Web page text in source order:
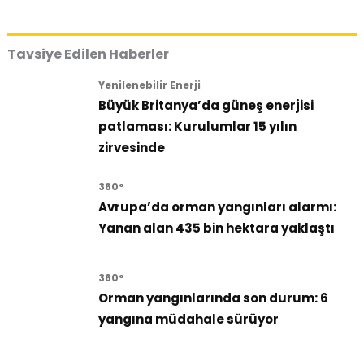
Tavsiye Edilen Haberler
Yenilenebilir Enerji
Büyük Britanya’da güneş enerjisi
patlaması: Kurulumlar 15 yılın
zirvesinde
360°
Avrupa’da orman yangınları alarmı:
Yanan alan 435 bin hektara yaklaştı
360°
Orman yangınlarında son durum: 6
yangına müdahale sürüyor